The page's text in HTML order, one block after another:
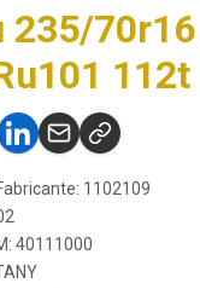
235/
112t
1102109
40111000